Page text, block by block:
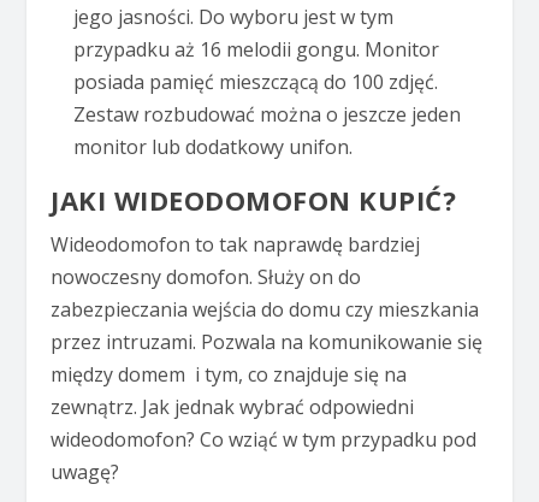
jego jasności. Do wyboru jest w tym
przypadku aż 16 melodii gongu. Monitor
posiada pamięć mieszczącą do 100 zdjęć.
Zestaw rozbudować można o jeszcze jeden
monitor lub dodatkowy unifon.
JAKI WIDEODOMOFON KUPIĆ?
Wideodomofon to tak naprawdę bardziej
nowoczesny domofon. Służy on do
zabezpieczania wejścia do domu czy mieszkania
przez intruzami. Pozwala na komunikowanie się
między domem i tym, co znajduje się na
zewnątrz. Jak jednak wybrać odpowiedni
wideodomofon? Co wziąć w tym przypadku pod
uwagę?